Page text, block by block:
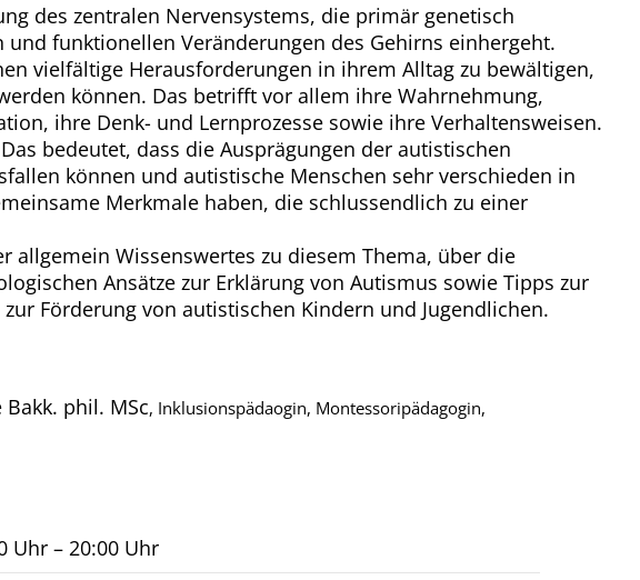
des zentralen Nervensystems, die primär genetisch
funktionellen Veränderungen des Gehirns einhergeht.
vielfältige Herausforderungen in ihrem Alltag zu bewältigen,
können. Das betrifft vor allem ihre Wahrnehmung,
ihre Denk- und Lernprozesse sowie ihre Verhaltensweisen.
bedeutet, dass die Ausprägungen der autistischen
können und autistische Menschen sehr verschieden in
Merkmale haben, die schlussendlich zu einer
allgemein Wissenswertes zu diesem Thema, über die
Ansätze zur Erklärung von Autismus sowie Tipps zur
Förderung von autistischen Kindern und Jugendlichen.
phil. MSc, Inklusionspädaogin, Montessoripädagogin,
Uhr – 20:00 Uhr